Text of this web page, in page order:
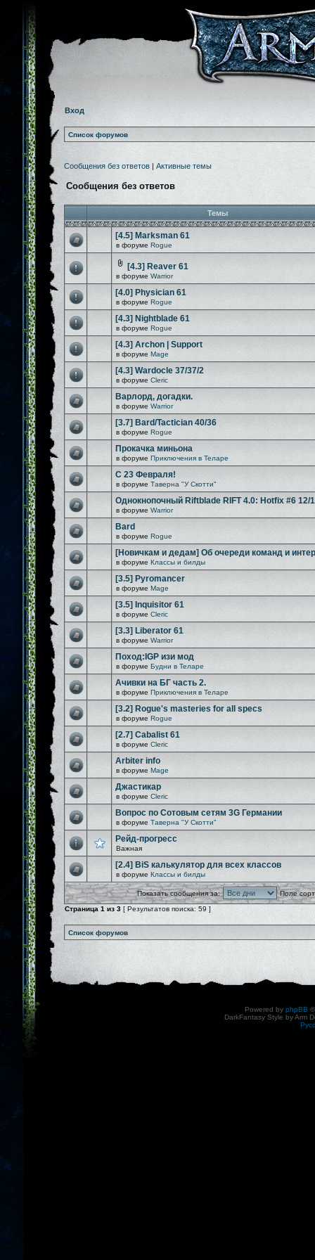
Вход
Список форумов
Сообщения без ответов | Активные темы
Сообщения без ответов
Темы
[4.5] Marksman 61
в форуме Rogue
[4.3] Reaver 61
в форуме Warrior
[4.0] Physician 61
в форуме Rogue
[4.3] Nightblade 61
в форуме Rogue
[4.3] Archon | Support
в форуме Mage
[4.3] Wardocle 37/37/2
в форуме Cleric
Варлорд, догадки.
в форуме Warrior
[3.7] Bard/Tactician 40/36
в форуме Rogue
Прокачка миньона
в форуме Приключения в Теларе
С 23 Февраля!
в форуме Таверна "У Скотти"
Однокнопочный Riftblade RIFT 4.0: Hotfix #6 12/
в форуме Warrior
Bard
в форуме Rogue
[Новичкам и дедам] Об очереди команд и
в форуме Классы и билды
[3.5] Pyromancer
в форуме Mage
[3.5] Inquisitor 61
в форуме Cleric
[3.3] Liberator 61
в форуме Warrior
Поход:IGP изи мод
в форуме Будни в Теларе
Ачивки на БГ часть 2.
в форуме Приключения в Теларе
[3.2] Rogue's masteries for all specs
в форуме Rogue
[2.7] Cabalist 61
в форуме Cleric
Arbiter info
в форуме Mage
Джастикар
в форуме Cleric
Вопрос по Сотовым сетям 3G Германии
в форуме Таверна "У Скотти"
Рейд-прогресс
Важная
[2.4] BiS калькулятор для всех классов
в форуме Классы и билды
Показать сообщения за:
Поле
Страница 1 из 3 [ Результатов поиска: 59 ]
Список форумов
Powered by phpBB
DarkFantasy Style by Arm